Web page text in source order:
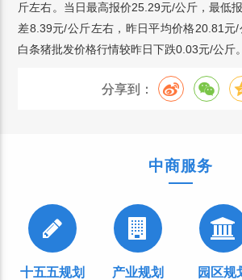
斤左右。当日最高报价25.29元/公斤，最低
差8.39元/公斤左右，昨日平均价格20.81元
白条猪批发价格行情较昨日下跌0.03元/公斤。
分享到：
中商服务
十五五规划 产业规划 园区规